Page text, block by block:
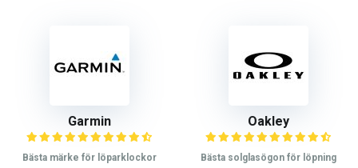
Garmin
Bästa märke för löparklockor
Oakley
Bästa solglasögon för löpning